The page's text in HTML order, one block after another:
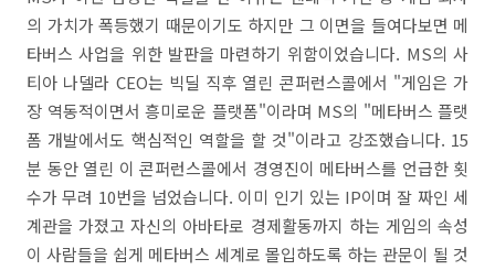
의 가치가 폭등했기 때문이기도 하지만 그 이면을 들여다보면 메
타버스 사업을 위한 발판을 마련하기 위함이었습니다. MS의 사
티아 나델라 CEO는 빅딜 직후 열린 콘퍼런스콜에서 "게임은 가
장 역동적이면서 흥미로운 플랫폼"이라며 MS의 "메타버스 플랫
폼 개발에서도 핵심적인 역할을 할 것"이라고 강조했습니다. 15
분 동안 열린 이 콘퍼런스콜에서 경영진이 메타버스를 언급한 횟
수가 무려 10번을 넘었습니다. 이미 인기 있는 IP이며 잘 짜인 세
계관을 가졌고 자신의 아바타로 경제활동까지 하는 게임의 속성
이 사람들을 쉽게 메타버스 세계로 몰입하도록 하는 관문이 될 것